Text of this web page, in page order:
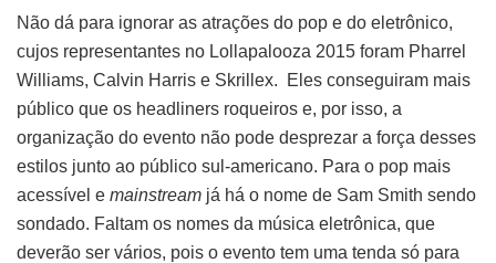
Não dá para ignorar as atrações do pop e do eletrônico,
cujos representantes no Lollapalooza 2015 foram Pharrel
Williams, Calvin Harris e Skrillex. Eles conseguiram mais
público que os headliners roqueiros e, por isso, a
organização do evento não pode desprezar a força desses
estilos junto ao público sul-americano. Para o pop mais
acessível e mainstream já há o nome de Sam Smith sendo
sondado. Faltam os nomes da música eletrônica, que
deverão ser vários, pois o evento tem uma tenda só para